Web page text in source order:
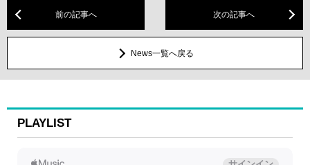
前の記事へ 次の記事へ
News一覧へ戻る
PLAYLIST